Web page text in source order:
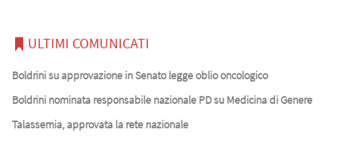
ULTIMI COMUNICATI
Boldrini su approvazione in Senato legge oblio oncologico
Boldrini nominata responsabile nazionale PD su Medicina di Genere
Talassemia, approvata la rete nazionale